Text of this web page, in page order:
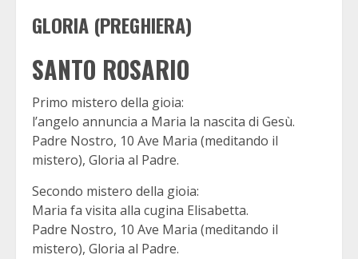
GLORIA (PREGHIERA)
SANTO ROSARIO
Primo mistero della gioia:
l’angelo annuncia a Maria la nascita di Gesù.
Padre Nostro, 10 Ave Maria (meditando il
mistero), Gloria al Padre.
Secondo mistero della gioia:
Maria fa visita alla cugina Elisabetta.
Padre Nostro, 10 Ave Maria (meditando il
mistero), Gloria al Padre.